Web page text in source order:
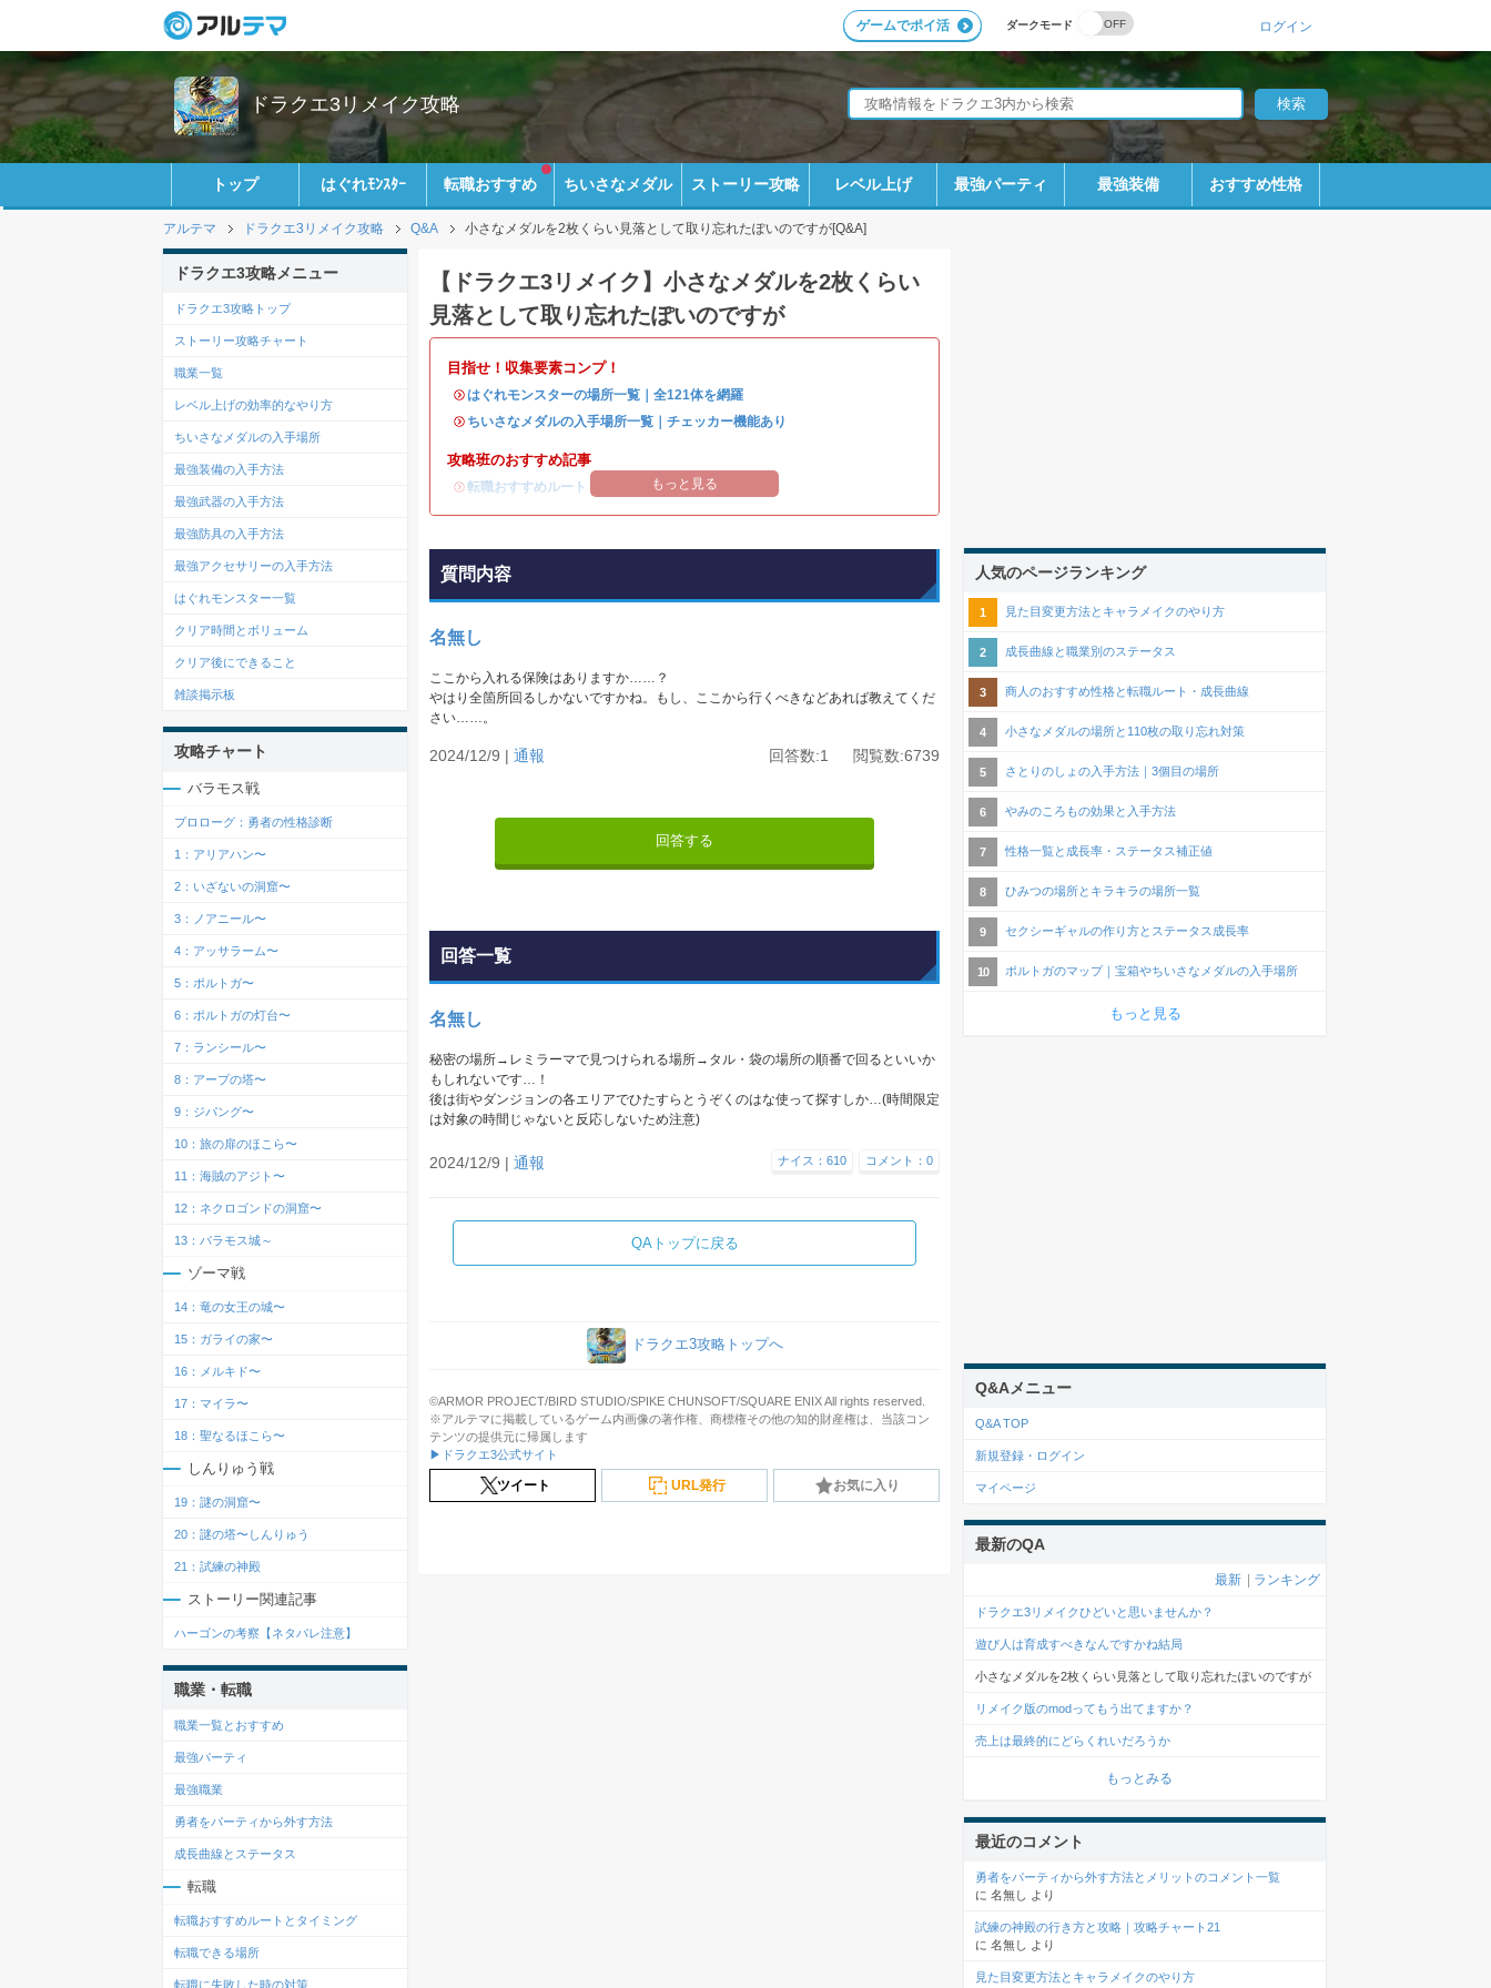
ダークモード
ゲームでポイ活 ログイン
ドラクエ3リメイク攻略
トップ はぐれﾓﾝｽﾀｰ 転職おすすめ ちいさなメダル ストーリー攻略 レベル上げ 最強パーティ 最強装備 おすすめ性格
アルテマ ドラクエ3リメイク攻略 Q&A 小さなメダルを2枚くらい見落として取り忘れたぽいのですが[Q&A]
【ドラクエ3リメイク】小さなメダルを2枚くらい
見落として取り忘れたぽいのですが
目指せ！収集要素コンプ！
・はぐれモンスターの場所一覧｜全121体を網羅
・ ちいさなメダルの入手場所一覧｜チェッカー機能あり
攻略班のおすすめ記事
・転職おすすめルート もっと見る
質問内容
名無し
ここから入れる保険はありますか……？
やはり全箇所回るしかないですかね。もし、ここから行くべきなどあれば教えてくだ
さい……。
2024/12/9 | 通報 回答数:1 閲覧数:6739
回答する
回答一覧
名無し
秘密の場所→レミラーマで見つけられる場所→タル・袋の場所の順番で回るといいか
もしれないです…！
後は街やダンジョンの各エリアでひたすらとうぞくのはな使って探すしか…(時間限定
は対象の時間じゃないと反応しないため注意)
2024/12/9 | 通報 コメント：0
ナイス：610
QAトップに戻る
ドラクエ3攻略トップへ
©ARMOR PROJECT/BIRD STUDIO/SPIKE CHUNSOFT/SQUARE ENIX All rights reserved.
※アルテマに掲載しているゲーム内画像の著作権、商標権その他の知的財産権は、当該コン
テンツの提供元に帰属します
▶ドラクエ3公式サイト
ツイート URL発行 お気に入り
ドラクエ3攻略メニュー
ドラクエ3攻略トップ
ストーリー攻略チャート
職業一覧
レベル上げの効率的なやり方
ちいさなメダルの入手場所
最強装備の入手方法
最強武器の入手方法
最強防具の入手方法
最強アクセサリーの入手方法
はぐれモンスター一覧
クリア時間とボリューム
クリア後にできること
雑談掲示板
攻略チャート
バラモス戦
プロローグ：勇者の性格診断
1：アリアハン〜
2：いざないの洞窟〜
3：ノアニール〜
4：アッサラーム〜
5：ポルトガ〜
6：ポルトガの灯台〜
7：ランシール〜
8：アープの塔〜
9：ジパング〜
10：旅の扉のほこら〜
11：海賊のアジト〜
12：ネクロゴンドの洞窟〜
13：バラモス城～
ゾーマ戦
14：竜の女王の城〜
15：ガライの家〜
16：メルキド〜
17：マイラ〜
18：聖なるほこら〜
しんりゅう戦
19：謎の洞窟〜
20：謎の塔〜しんりゅう
21：試練の神殿
ストーリー関連記事
ハーゴンの考察【ネタバレ注意】
職業・転職
職業一覧とおすすめ
最強パーティ
最強職業
勇者をパーティから外す方法
成長曲線とステータス
転職
転職おすすめルートとタイミング
転職できる場所
転職に失敗した時の対策
人気のページランキング
見た目変更方法とキャラメイクのやり方
成長曲線と職業別のステータス
商人のおすすめ性格と転職ルート・成長曲線
小さなメダルの場所と110枚の取り忘れ対策
さとりのしょの入手方法｜3個目の場所
やみのころもの効果と入手方法
性格一覧と成長率・ステータス補正値
ひみつの場所とキラキラの場所一覧
セクシーギャルの作り方とステータス成長率
ポルトガのマップ｜宝箱やちいさなメダルの入手場所
もっと見る
Q&Aメニュー
Q&A TOP
新規登録・ログイン
マイページ
最新のQA
最新 ランキング
ドラクエ3リメイクひどいと思いませんか？
遊び人は育成すべきなんですかね結局
小さなメダルを2枚くらい見落として取り忘れたぽいのですが
リメイク版のmodってもう出てますか？
売上は最終的にどらくれいだろうか
もっとみる
最近のコメント
勇者をパーティから外す方法とメリットのコメント一覧
に 名無し より
試練の神殿の行き方と攻略｜攻略チャート21
に 名無し より
見た目変更方法とキャラメイクのやり方